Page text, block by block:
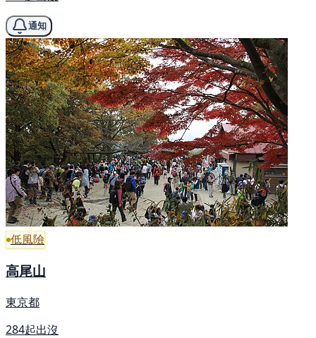
通知
低風險
高尾山
東京都
284起出沒